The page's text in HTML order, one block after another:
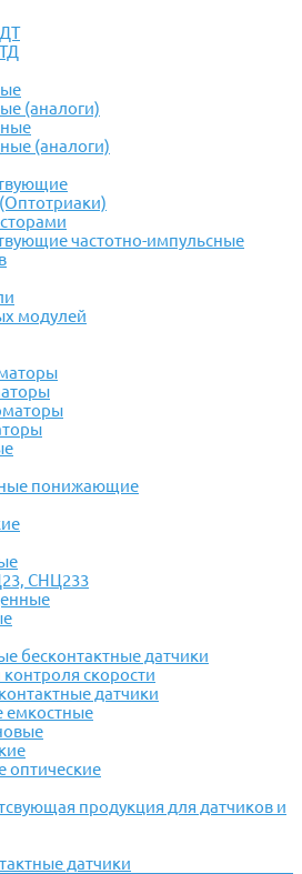
(аналоги)
(аналоги)
частотно-импульсные
модулей
понижающие
СНЦ233
бесконтактные датчики
скорости
датчики
емкостные
оптические
продукция для датчиков и
датчики